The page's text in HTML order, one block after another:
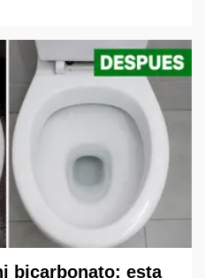
bicarbonato: esta